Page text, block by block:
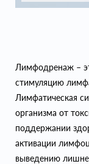
Лимфодренаж –
стимуляцию
Лимфатическая
организма от
поддержании
активации
выведению